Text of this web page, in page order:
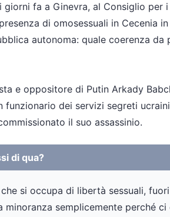
giorni fa a Ginevra, al Consiglio per
di omosessuali in Cecenia
autonoma: quale coerenza
e oppositore di Putin Arkady
funzionario dei servizi segreti
il suo assassinio.
di qua?
che si occupa di libertà sessuali,
minoranza semplicemente perché